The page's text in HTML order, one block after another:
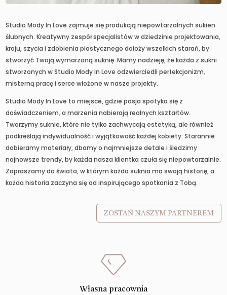
Studio Mody In Love zajmuje się produkcją niepowtarzalnych sukien
ślubnych. Kreatywny zespół specjalistów w dziedzinie projektowania,
kroju, szycia i zdobienia plastycznego dołoży wszelkich starań, by
stworzyć Twoją wymarzoną suknię. Mamy nadzieję, że każda z sukni
stworzonych w Studio Mody In Love odzwierciedli perfekcjonizm,
misterną pracę i serce włożone w nasze projekty.
Studio Mody In Love to miejsce, gdzie pasja spotyka się z
doświadczeniem, a marzenia nabierają realnych kształtów.
Tworzymy suknie, które nie tylko zachwycają estetyką, ale również
podkreślają indywidualność i wyjątkowość każdej kobiety. Starannie
dobieramy materiały, dbamy o najmniejsze detale i śledzimy
najnowsze trendy, by każda nasza klientka czuła się niepowtarzalnie.
Zapraszamy do świata, w którym każda suknia ma swoją historię, a
każda historia zaczyna się od inspirującego spotkania z Tobą.
ZOSTAŃ NASZYM PARTNEREM
Własna pracownia